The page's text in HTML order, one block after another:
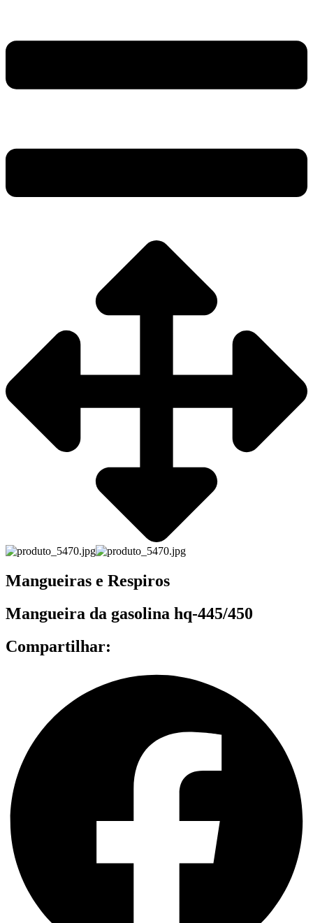
Mangueiras e Respiros
Mangueira da gasolina hq-445/450
Compartilhar: